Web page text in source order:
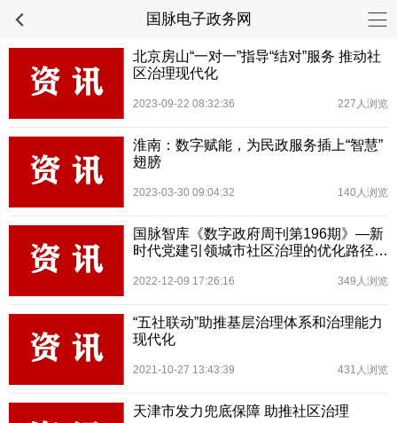
国脉电子政务网
北京房山“一对一”指导“结对”服务 推动社
区治理现代化
2023-09-22 08:32:36 227人浏览
淮南：数字赋能，为民政服务插上“智慧”
翅膀
2023-03-30 09:04:32 140人浏览
国脉智库《数字政府周刊第196期》—新
时代党建引领城市社区治理的优化路径研
2022-12-09 17:26:16 349人浏览
“五社联动”助推基层治理体系和治理能力
现代化
2021-10-27 13:43:39 431人浏览
天津市发力兜底保障 助推社区治理